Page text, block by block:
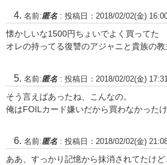
名前:匿名 : 投稿日：2018/02/02(金)
懐かしいな1500円ちょいでよく買ってた
オレの持ってる復讐のアジャニと貴族の
名前:匿名 : 投稿日：2018/02/02(金)
そう言えばあったね、こんなの。
俺はFOILカード嫌いだから買わなかったけ
名前:匿名 : 投稿日：2018/02/02(金)
ああ、すっかり記憶から抹消されてたけ